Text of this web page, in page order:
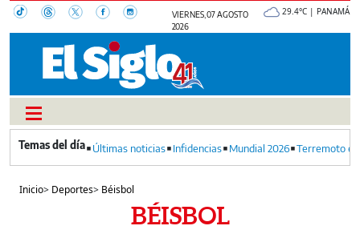
VIERNES, 07 AGOSTO
2026
29.4°C | PANAMÁ
Últimas noticias Infidencias Mundial 2026 Terremoto
Inicio> Deportes> Béisbol
BÉISBOL